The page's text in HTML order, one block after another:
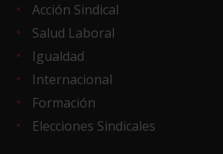
Acción Sindical
Salud Laboral
Igualdad
Internacional
Formación
Elecciones Sindicales